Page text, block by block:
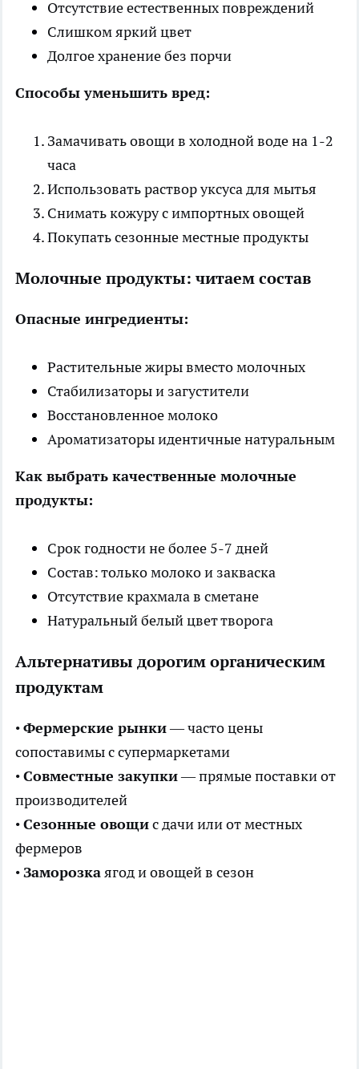
Отсутствие естественных повреждений
Слишком яркий цвет
Долгое хранение без порчи
Способы уменьшить вред:
Замачивать овощи в холодной воде на 1-2
часа
Использовать раствор уксуса для мытья
Снимать кожуру с импортных овощей
Покупать сезонные местные продукты
Молочные продукты: читаем состав
Опасные ингредиенты:
Растительные жиры вместо молочных
Стабилизаторы и загустители
Восстановленное молоко
Ароматизаторы идентичные натуральным
Как выбрать качественные молочные
продукты:
Срок годности не более 5-7 дней
Состав: только молоко и закваска
Отсутствие крахмала в сметане
Натуральный белый цвет творога
Альтернативы дорогим органическим
продуктам
•Фермерские рынки— часто цены
сопоставимы с супермаркетами
•Совместные закупки— прямые поставки от
производителей
•Сезонные овощис дачи или от местных
фермеров
•Заморозкаягод и овощей в сезон